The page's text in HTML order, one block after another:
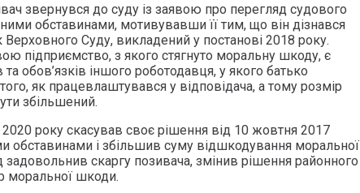
звернувся до суду із заявою про перегляд судового
обставинами, мотивувавши її тим, що він дізнався
Суду, викладений у постанові 2018 року.
підприємство, з якого стягнуто моральну шкоду, є
обов’язків іншого роботодавця, у якого батько
як працевлаштувався у відповідача, а тому розмір
збільшений.
року скасував своє рішення від 10 жовтня 2017
обставинами і збільшив суму відшкодування моральної
скаргу позивача, змінив рішення районного
моральної шкоди.